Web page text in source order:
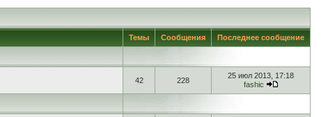
Темы Сообщения Последнее сообщение
42 228
25 июл 2013, 17:18
fashic